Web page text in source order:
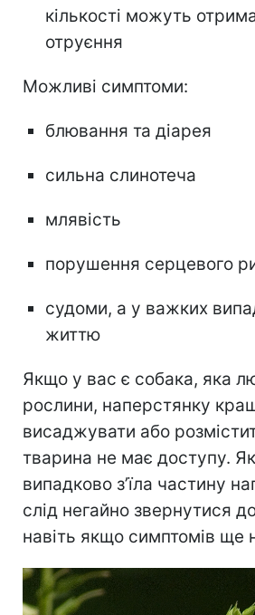
кількості можуть
отруєння
Можливі симптоми:
блювання та діарея
сильна слинотеча
млявість
порушення серцевого
судоми, а у важких
життю
Якщо у вас є собака, яка
рослини, наперстянку
висаджувати або
тварина не має доступу.
випадково з’їла частину
слід негайно звернутися
навіть якщо симптомів ще